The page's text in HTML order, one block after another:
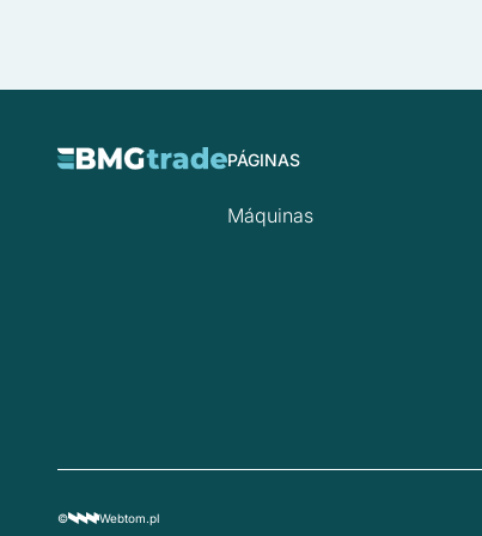
PÁGINAS
Máquinas
© Webtom.pl